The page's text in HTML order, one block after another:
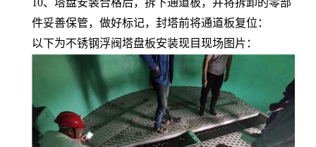
件妥善保管，做好标记，封塔前将通道板复位：
以下为不锈钢浮阀塔盘板安装现目现场图片：